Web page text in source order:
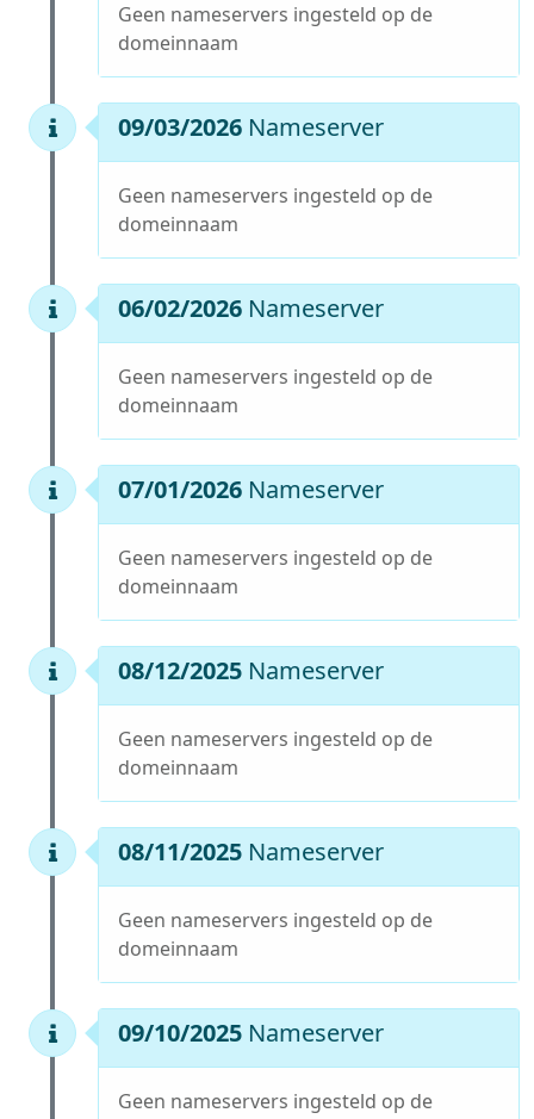
Geen nameservers ingesteld op de
domeinnaam
09/03/2026 Nameserver
Geen nameservers ingesteld op de
domeinnaam
06/02/2026 Nameserver
Geen nameservers ingesteld op de
domeinnaam
07/01/2026 Nameserver
Geen nameservers ingesteld op de
domeinnaam
08/12/2025 Nameserver
Geen nameservers ingesteld op de
domeinnaam
08/11/2025 Nameserver
Geen nameservers ingesteld op de
domeinnaam
09/10/2025 Nameserver
Geen nameservers ingesteld op de